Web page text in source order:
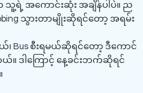
ရဲ့ အကောင်းဆုံး အချိန်ပါပဲ။ ည
သွားတာမျိုးဆိုရင်တော့ အရမ်း
Bus စီးရမယ်ဆိုရင်တော့ ဒီကောင်
ယ်။ ဒါကြောင့် နေ့ခင်းဘက်ဆိုရင်